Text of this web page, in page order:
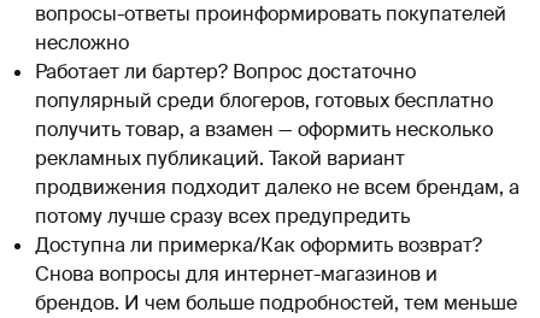
вопросы-ответы проинформировать покупателей
несложно
Работает ли бартер? Вопрос достаточно
популярный среди блогеров, готовых бесплатно
получить товар, а взамен — оформить несколько
рекламных публикаций. Такой вариант
продвижения подходит далеко не всем брендам, а
потому лучше сразу всех предупредить
Доступна ли примерка/Как оформить возврат?
Снова вопросы для интернет-магазинов и
брендов. И чем больше подробностей, тем меньше